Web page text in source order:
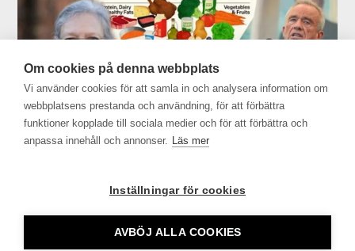
Om cookies på denna webbplats
Vi använder cookies för att samla in och analysera information om
webbplatsens prestanda och användning, för att förbättra
funktioner kopplade till sociala medier och för att förbättra och
anpassa innehåll och annonser. Läs mer
Inställningar för cookies
AVBÖJ ALLA COOKIES